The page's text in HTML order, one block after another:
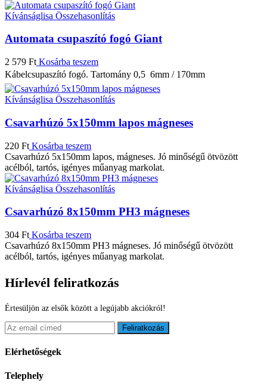
Kívánságlisa Összehasonlítás
Automata csupaszító fogó Giant
2 579 Ft Kosárba teszem
Kábelcsupaszító fogó. Tartomány 0,5  6mm / 170mm
Kívánságlisa Összehasonlítás
Csavarhúzó 5x150mm lapos mágneses
220 Ft Kosárba teszem
Csavarhúzó 5x150mm lapos, mágneses. Jó minőségű ötvözött
acélból, tartós, igényes műanyag markolat.
Kívánságlisa Összehasonlítás
Csavarhúzó 8x150mm PH3 mágneses
304 Ft Kosárba teszem
Csavarhúzó 8x150mm PH3 mágneses. Jó minőségű ötvözött
acélból, tartós, igényes műanyag markolat.
Hírlevél feliratkozás
Értesüljön az elsők között a legújabb akciókról!
Feliratkozás
Elérhetőségek
Telephely